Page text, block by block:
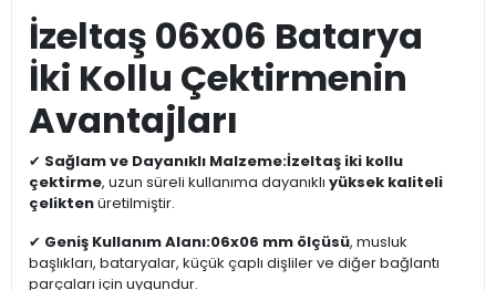
İzeltaş 06x06 Batarya
İki Kollu Çektirmenin
Avantajları
✔ Sağlam ve Dayanıklı Malzeme:İzeltaş iki kollu
çektirme, uzun süreli kullanıma dayanıklı yüksek kaliteli
çeliktenüretilmiştir.
✔ Geniş Kullanım Alanı:06x06 mm ölçüsü, musluk
başlıkları, bataryalar, küçük çaplı dişliler ve diğer bağlantı
parçaları için uygundur.